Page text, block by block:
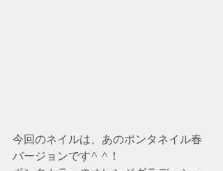
今回のネイルは、あのポンタネイル春
バージョンです^ ^！